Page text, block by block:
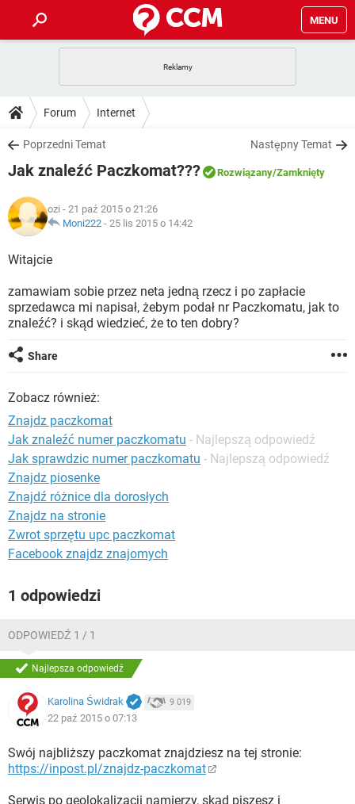
MENU
GRY
SPOTIFY
INSTAGRAM FACEBOOK
WINDOWS 10
PORADY
PlayStation
INSTAGRAM
WINDOWS 10
DO POBRANIA
ANDROID TIKTOK
GRY
IOS NETFLIX
INSTAGRAM
COVID-19
GRY
SPOTIFY
INSTAGRAM FACEBOOK
WINDOWS 10
ARTYKUŁY
COVID-19
SPOTIFY NETFLIX
FACEBOOK
WINDOWS 10
Forum Internet
Poprzedni Temat Następny Temat
Jak znaleźć Paczkomat??? Rozwiązany/Zamknięty
ozi - 21 paź 2015 o 21:26
Moni222 - 25 lis 2015 o 14:42
Witajcie
zamawiam sobie przez neta jedną rzecz i po zapłacie
sprzedawca mi napisał, żebym podał nr Paczkomatu, jak to
znaleźć? i skąd wiedzieć, że to ten dobry?
Share
Zobacz również:
Znajdz paczkomat
Jak znaleźć numer paczkomatu - Najlepszą odpowiedź
Jak sprawdzic numer paczkomatu - Najlepszą odpowiedź
Znajdz piosenke
Znajdź różnice dla dorosłych
Znajdz na stronie
Zwrot sprzętu upc paczkomat
Facebook znajdz znajomych
1 odpowiedzi
ODPOWIEDŹ 1 / 1
Najlepsza odpowiedź
Karolina Świdrak 9 019
22 paź 2015 o 07:13
Swój najbliższy paczkomat znajdziesz na tej stronie:
https://inpost.pl/znajdz-paczkomat
Serwis po geolokalizacji namierzy, skąd piszesz i